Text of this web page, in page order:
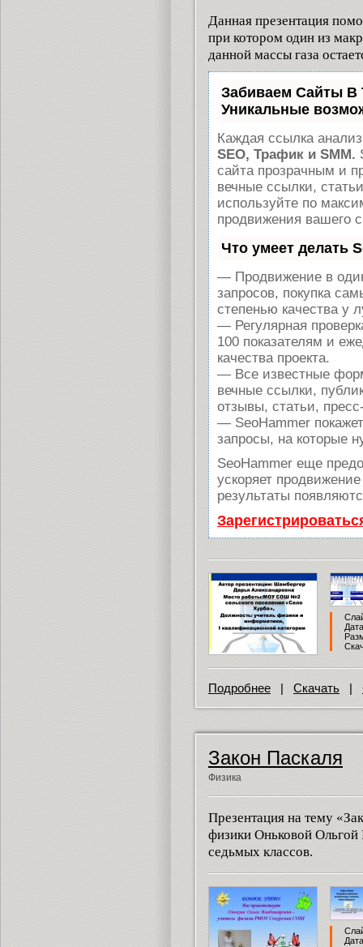
Данная презентация
при котором один из
данной массы газа
Забиваем Сайты
Уникальные
Каждая ссылка
SEO, Трафик и SMM.
сайта прозрачным и
вечные ссылки,
используйте по
продвижения вашего
Что умеет делать
— Продвижение в
запросов, покупка
степенью качества у
— Регулярная
100 показателям и
качества проекта.
— Все известные
вечные ссылки,
отзывы, статьи,
— SeoHammer
запросы, на которые
SeoHammer еще
ускоряет
результаты
Подробнее | Скачать |
Закон Паскаля
Физика
Презентация на тему
физики Оньковой
седьмых классов.